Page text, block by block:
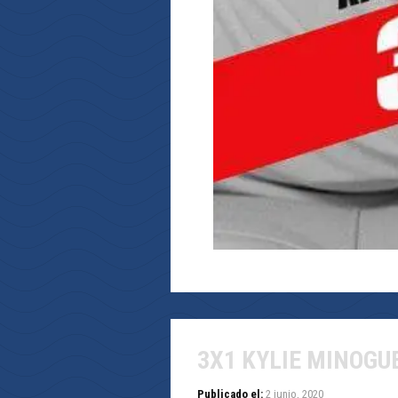
3X1 KYLIE
Publicado el: 2 junio, 2020